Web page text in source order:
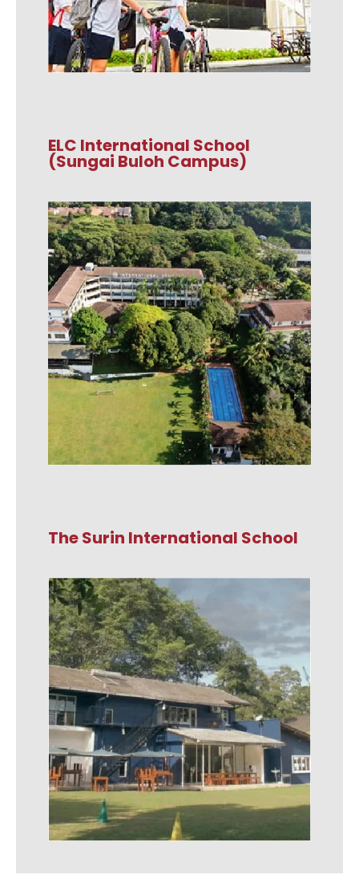
ELC International School
(Sungai Buloh Campus)
The Surin International School